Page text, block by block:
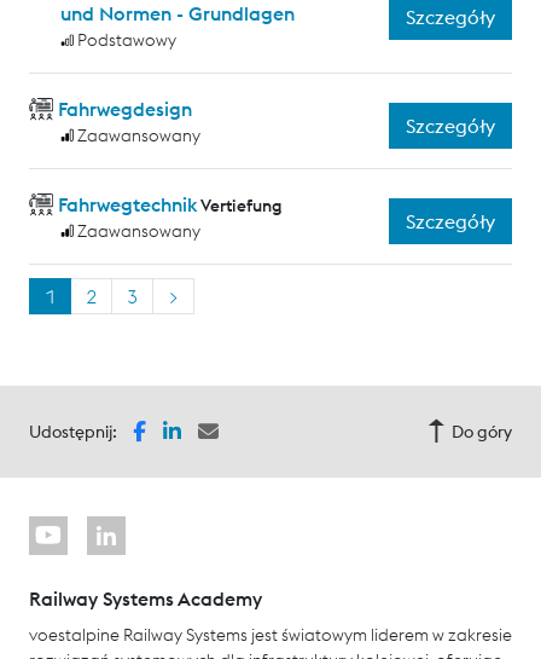
und Normen - Grundlagen
Podstawowy
Szczegóły
Fahrwegdesign
Zaawansowany Szczegóły
FahrwegtechnikVertiefung
Zaawansowany
Szczegóły
1 2 3 >
Udostępnij: Do góry
Railway Systems Academy
voestalpine Railway Systems jest światowym liderem w zakresie